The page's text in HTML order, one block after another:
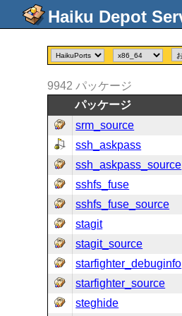
9942 パッケージ
パッケージ
srm_source
ssh_askpass
ssh_askpass_source
sshfs_fuse
sshfs_fuse_source
stagit
stagit_source
starfighter_debuginfo
starfighter_source
steghide